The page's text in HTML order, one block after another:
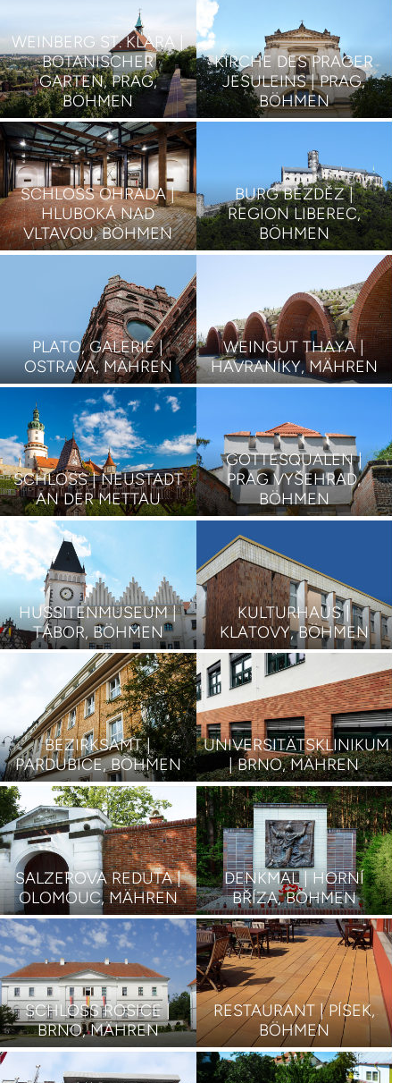
WEINBERG ST. KLARA |
BOTANISCHER
GARTEN, PRAG,
BÖHMEN
KIRCHE DES PRAGER
JESULEINS | PRAG,
BÖHMEN
SCHLOSS OHRADA |
HLUBOKÁ NAD
VLTAVOU, BÖHMEN
BURG BEZDĚZ |
REGION LIBEREC,
BÖHMEN
PLATO, GALERIE |
OSTRAVA, MÄHREN
WEINGUT THAYA |
HAVRANÍKY, MÄHREN
SCHLOSS | NEUSTADT
AN DER METTAU
GOTTESQUALEN |
PRAG VYŠEHRAD,
BÖHMEN
HUSSITENMUSEUM |
TÁBOR, BÖHMEN
KULTURHAUS |
KLATOVY, BÖHMEN
BEZIRKSAMT |
PARDUBICE, BÖHMEN
UNIVERSITÄTSKLINIKUM
| BRNO, MÄHREN
SALZEROVA REDUTA |
OLOMOUC, MÄHREN
DENKMAL | HORNÍ
BŘÍZA, BÖHMEN
SCHLOSS ROSICE |
BRNO, MÄHREN
RESTAURANT | PÍSEK,
BÖHMEN